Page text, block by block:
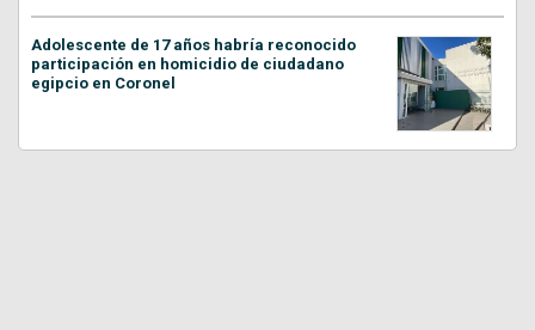
Adolescente de 17 años habría reconocido
participación en homicidio de ciudadano
egipcio en Coronel